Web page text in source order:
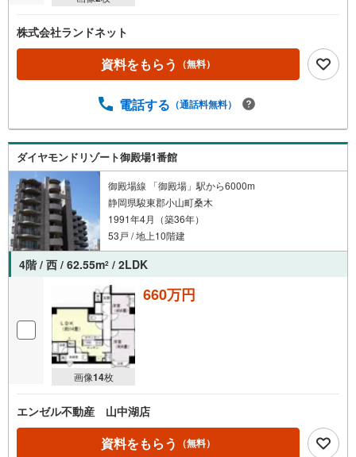
株式会社ランドネット
資料をもらう （無料）
電話する （通話料無料）
ダイヤモンドリゾート御殿場1番館
御殿場線 「御殿場」駅から6000m
静岡県駿東郡小山町桑木
1991年4月（築36年）
53戸 / 地上10階建
4階 / 西 / 62.55m2 / 2LDK
画像14枚
660万円
エンゼル不動産 山中湖店
資料をもらう （無料）